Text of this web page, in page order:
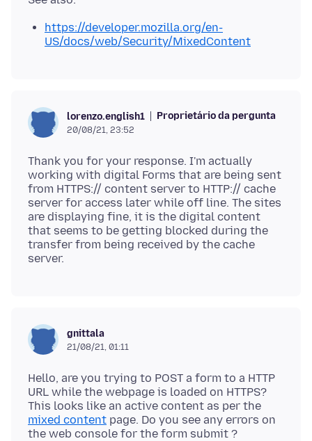
https://developer.mozilla.org/en-
US/docs/web/Security/MixedContent
lorenzo.english1 Proprietário da pergunta
20/08/21, 23:52
Thank you for your response. I'm actually
working with digital Forms that are being sent
from HTTPS:// content server to HTTP:// cache
server for access later while off line. The sites
are displaying fine, it is the digital content
that seems to be getting blocked during the
transfer from being received by the cache
gnittala
21/08/21, 01:11
Hello, are you trying to POST a form to a HTTP
URL while the webpage is loaded on HTTPS?
This looks like an active content as per the
mixed content page. Do you see any errors on